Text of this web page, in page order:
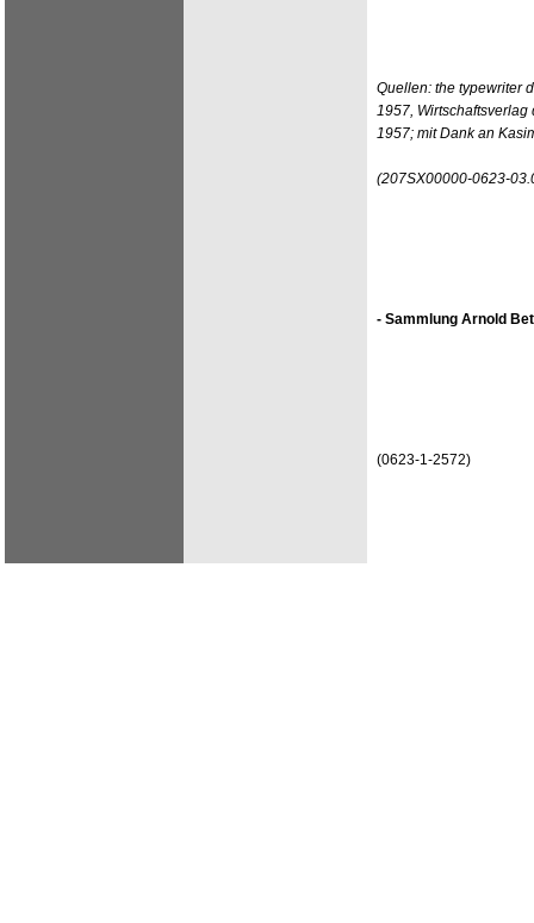
Quellen: the typewriter
1957,
1957; mit Dank an
(207SX00000-0623-
- Sammlung Arnold
(0623-1-2572)